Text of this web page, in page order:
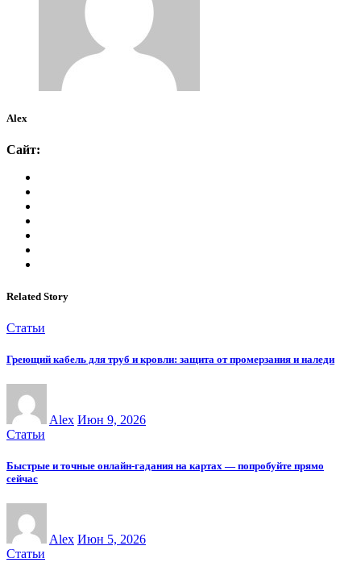
Alex
Сайт:
Related Story
Статьи
Греющий кабель для труб и кровли: защита от промерзания и наледи
Alex Июн 9, 2026
Статьи
Быстрые и точные онлайн-гадания на картах — попробуйте прямо
сейчас
Alex Июн 5, 2026
Статьи